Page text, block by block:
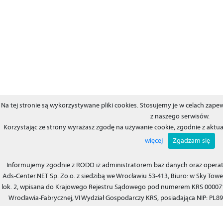
Na tej stronie są wykorzystywane pliki cookies. Stosujemy je w celach
z naszego serwisów.
Korzystając ze strony wyrażasz zgodę na używanie cookie, zgodnie z
więcej
Zgadzam się
Informujemy zgodnie z RODO iż administratorem baz danych oraz
Ads-Center.NET Sp. Zo.o. z siedzibą we Wrocławiu 53-413, Biuro: w Sky
lok. 2, wpisana do Krajowego Rejestru Sądowego pod numerem KRS
Wrocławia-Fabrycznej, VI Wydział Gospodarczy KRS, posiadająca NIP: